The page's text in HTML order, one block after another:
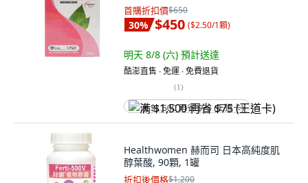
首購折扣價$650
30% $450 ($2.50/1顆)
明天 8/8 (六) 預計送達
酷澎直售 ∙ 免運 ∙ 免費退貨
(1)
满 $1,500 再省 $75 (王道卡)
Healthwomen 赫而司 日本高純度肌
醇葉酸, 90顆, 1罐
折扣後價格$1,200